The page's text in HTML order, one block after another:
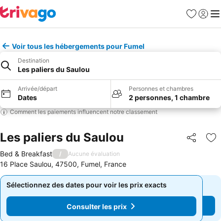
Favoris
Se
Voir tous les hébergements pour Fumel
Destination
Les paliers du Saulou
Arrivée/départ
Dates
Personnes et chambres
2 personnes, 1 chambre
Comment les paiements influencent notre classement
Les paliers du Saulou Partager
Bed & Breakfast / Aucune évaluation
16 Place Saulou, 47500, Fumel, France
Sélectionnez des dates pour voir les prix exacts
Consulter les prix
Sélectionnez des dates pour voir les prix exacts
Consulter les prix